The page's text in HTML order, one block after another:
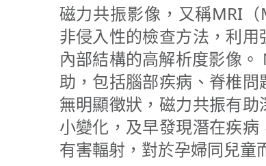
磁力共振影像，又稱MRI
非侵入性的檢查方法，利
內部結構的高解析度影像
助，包括腦部疾病、脊椎
無明顯徵狀，磁力共振有
小變化，及早發現潛在疾
有害輻射，對於孕婦同兒童